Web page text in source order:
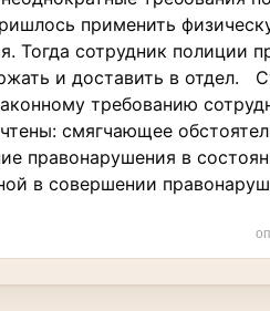
применить
Тогда сотрудник полиции
и доставить в отдел.
требованию
смягчающее
правонарушения в
в совершении